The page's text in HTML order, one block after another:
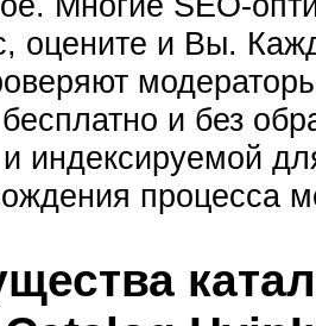
оцените и Вы.
и без
и индексируемой
процесса